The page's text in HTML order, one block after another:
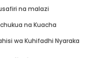
na malazi
na Kuacha
wa Kuhifadhi Nyaraka